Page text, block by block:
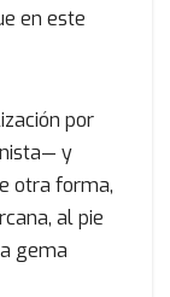
en este
por
y
otra forma,
al pie
gema